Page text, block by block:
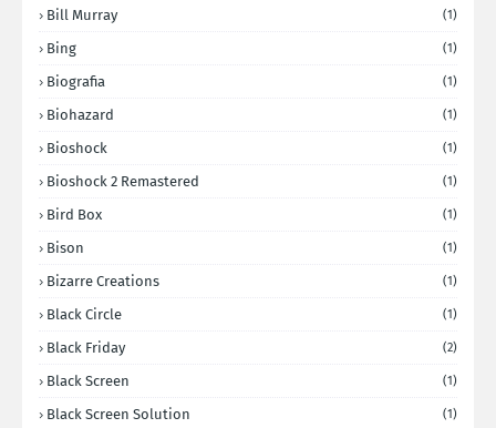
Bill Murray (1)
Bing (1)
Biografia (1)
Biohazard (1)
Bioshock (1)
Bioshock 2 Remastered (1)
Bird Box (1)
Bison (1)
Bizarre Creations (1)
Black Circle (1)
Black Friday (2)
Black Screen (1)
Black Screen Solution (1)